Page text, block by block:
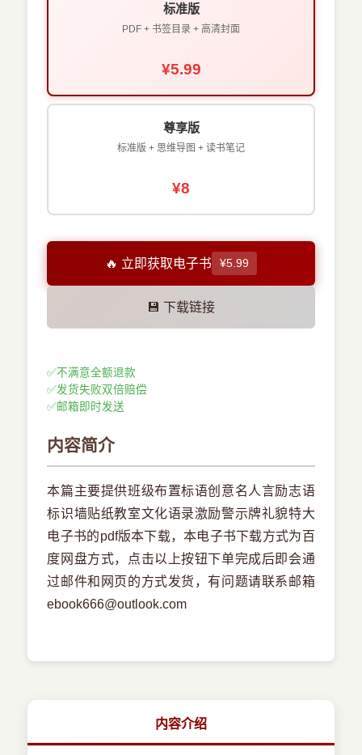
标准版
PDF + 书签目录 + 高清封面
¥5.99
尊享版
标准版 + 思维导图 + 读书笔记
¥8
🔥 立即获取电子书 ¥5.99
💾 下载链接
✅不满意全额退款
✅发货失败双倍赔偿
✅邮箱即时发送
内容简介
本篇主要提供班级布置标语创意名人言励志语
标识墙贴纸教室文化语录激励警示牌礼貌特大
电子书的pdf版本下载，本电子书下载方式为百
度网盘方式，点击以上按钮下单完成后即会通
过邮件和网页的方式发货，有问题请联系邮箱
ebook666@outlook.com
内容介绍